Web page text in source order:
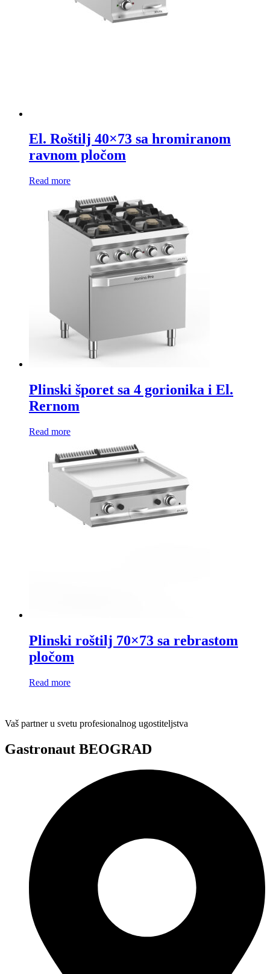
El. Roštilj 40×73 sa hromiranom
ravnom pločom
Read more
Plinski šporet sa 4 gorionika i El.
Rernom
Read more
Plinski roštilj 70×73 sa rebrastom
pločom
Read more
Vaš partner u svetu profesionalnog ugostiteljstva
Gastronaut BEOGRAD